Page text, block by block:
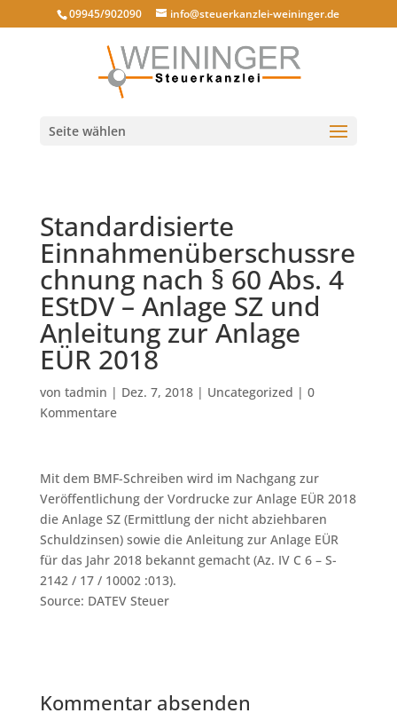
09945/902090 info@steuerkanzlei-weininger.de
Seite wählen
Standardisierte
Einnahmenüberschussre
chnung nach § 60 Abs. 4
EStDV – Anlage SZ und
Anleitung zur Anlage
EÜR 2018
von tadmin | Dez. 7, 2018| Uncategorized | 0
Kommentare
Mit dem BMF-Schreiben wird im Nachgang zur
Veröffentlichung der Vordrucke zur Anlage EÜR 2018
die Anlage SZ (Ermittlung der nicht abziehbaren
Schuldzinsen) sowie die Anleitung zur Anlage EÜR
für das Jahr 2018 bekannt gemacht (Az. IV C 6 – S-
2142 / 17 / 10002 :013).
Source: DATEV Steuer
Kommentar absenden